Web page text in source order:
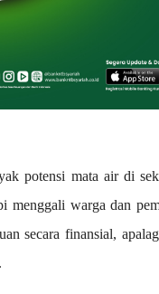
potensi mata air di
menggali warga dan
secara finansial,